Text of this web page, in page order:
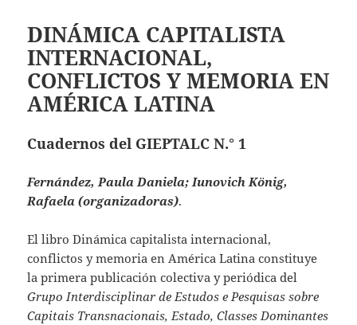
DINÁMICA CAPITALISTA
INTERNACIONAL,
CONFLICTOS Y MEMORIA EN
AMÉRICA LATINA
Cuadernos del GIEPTALC N.° 1
Fernández, Paula Daniela; Iunovich König,
Rafaela (organizadoras).
El libro Dinámica capitalista internacional,
conflictos y memoria en América Latina constituye
la primera publicación colectiva y periódica del
Grupo Interdisciplinar de Estudos e Pesquisas sobre
Capitais Transnacionais, Estado, Classes Dominantes